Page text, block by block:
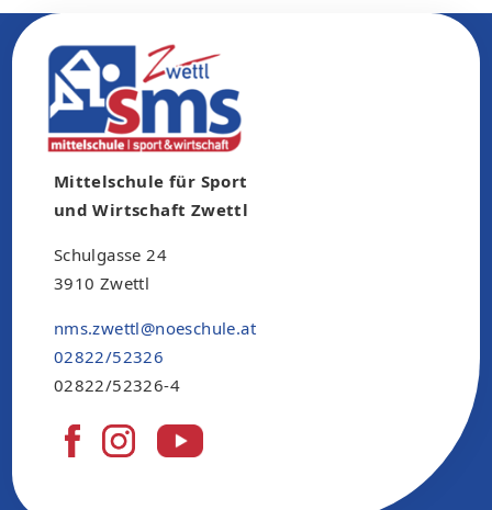
Mittelschule für Sport
und Wirtschaft Zwettl
Schulgasse 24
3910 Zwettl
nms.zwettl@noeschule.at
02822/52326
02822/52326-4